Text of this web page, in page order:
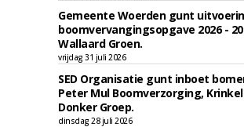
Gemeente Woerden gunt
boomvervangingsopgave 2026 -
Wallaard Groen.
vrijdag 31 juli 2026
SED Organisatie gunt inboet
Peter Mul Boomverzorging,
Donker Groep.
dinsdag 28 juli 2026